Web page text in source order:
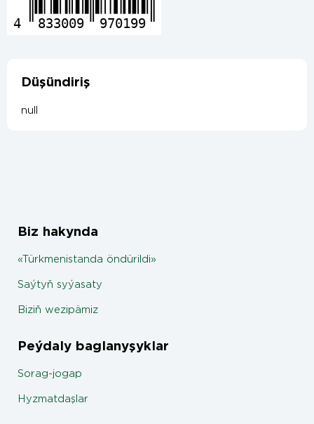
4 833009 970199
Düşündiriş
null
Biz hakynda
«Türkmenistanda öndürildi»
Saýtyň syýasaty
Biziň wezipämiz
Peýdaly baglanyşyklar
Sorag-jogap
Hyzmatdaşlar